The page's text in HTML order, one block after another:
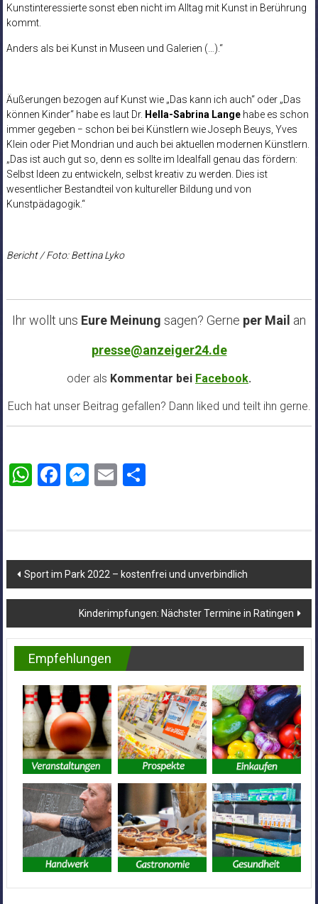
Kunstinteressierte sonst eben nicht im Alltag mit Kunst in Berührung
kommt.
Anders als bei Kunst in Museen und Galerien (…).“
Äußerungen bezogen auf Kunst wie „Das kann ich auch“ oder „Das
können Kinder“ habe es laut Dr. Hella-Sabrina Langehabe es schon
immer gegeben − schon bei bei Künstlern wie Joseph Beuys, Yves
Klein oder Piet Mondrian und auch bei aktuellen modernen Künstlern.
„Das ist auch gut so, denn es sollte im Idealfall genau das fördern:
Selbst Ideen zu entwickeln, selbst kreativ zu werden. Dies ist
wesentlicher Bestandteil von kultureller Bildung und von
Kunstpädagogik.“
Bericht / Foto: Bettina Lyko
Ihr wollt uns Eure Meinung sagen? Gerne per Mail an
presse@anzeiger24.de
oder als Kommentar bei Facebook.
Euch hat unser Beitrag gefallen? Dann liked und teilt ihn gerne.
WhatsApp
Facebook
Messenger
Email
Beitragsnavigation
Sport im Park 2022 – kostenfrei und unverbindlich
Kinderimpfungen: Nächster Termine in Ratingen
Empfehlungen